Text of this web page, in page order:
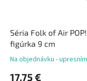
Séria Folk of Air
figúrka 9 cm
Na objednávku -
17,75 €